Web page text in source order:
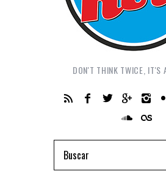
DON'T THINK TWICE, IT'S